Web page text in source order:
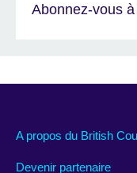
Abonnez-vous
A propos du British
Devenir partenaire